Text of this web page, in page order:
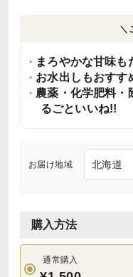
＼
まろやかな甘味も
お水出しもおす
農薬・化学肥料
るごといいね!!
お届け地域
購入方法
通常購入